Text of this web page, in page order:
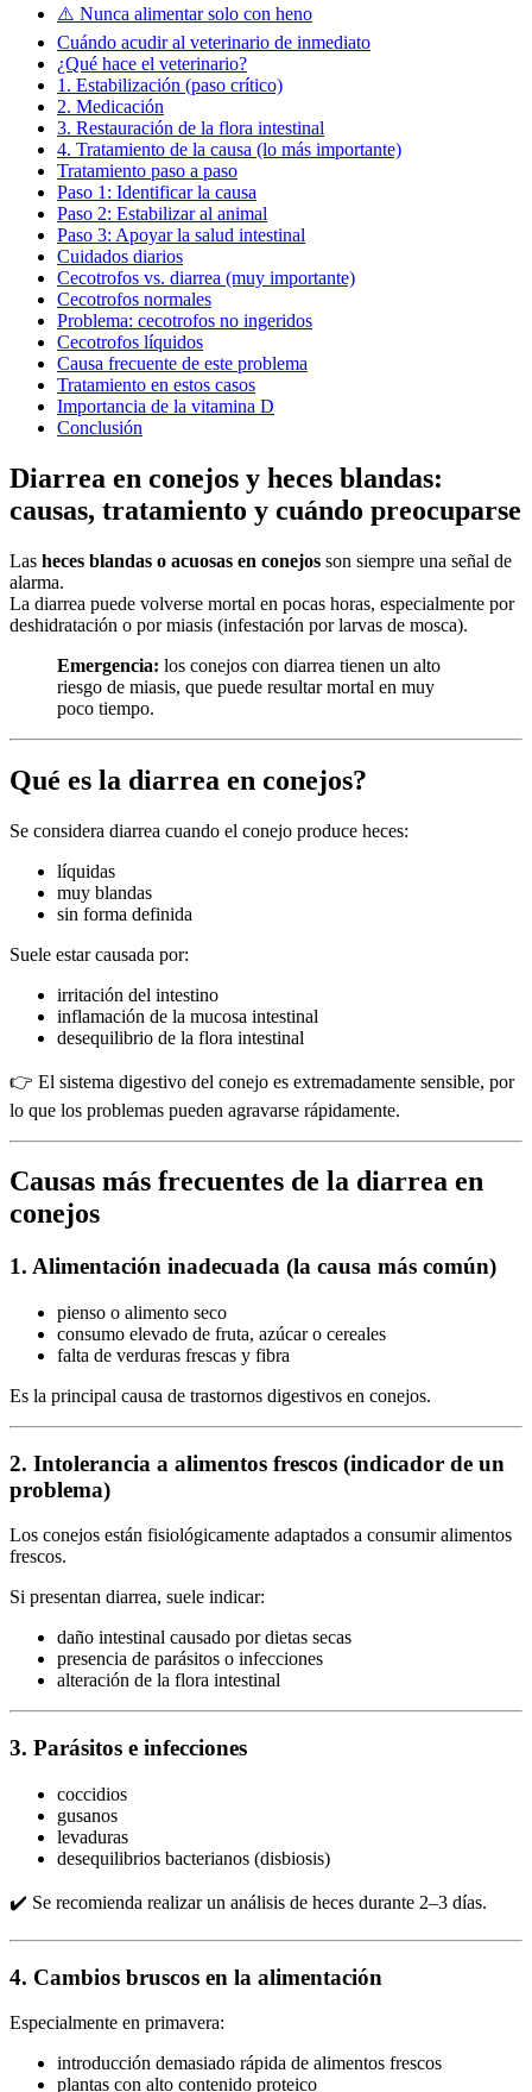
⚠️ Nunca alimentar solo con heno
Cuándo acudir al veterinario de inmediato
¿Qué hace el veterinario?
1. Estabilización (paso crítico)
2. Medicación
3. Restauración de la flora intestinal
4. Tratamiento de la causa (lo más importante)
Tratamiento paso a paso
Paso 1: Identificar la causa
Paso 2: Estabilizar al animal
Paso 3: Apoyar la salud intestinal
Cuidados diarios
Cecotrofos vs. diarrea (muy importante)
Cecotrofos normales
Problema: cecotrofos no ingeridos
Cecotrofos líquidos
Causa frecuente de este problema
Tratamiento en estos casos
Importancia de la vitamina D
Conclusión
Diarrea en conejos y heces blandas:
causas, tratamiento y cuándo preocuparse
Las heces blandas o acuosas en conejos son siempre una señal de
alarma.
La diarrea puede volverse mortal en pocas horas, especialmente por
deshidratación o por miasis (infestación por larvas de mosca).
Emergencia: los conejos con diarrea tienen un alto
riesgo de miasis, que puede resultar mortal en muy
poco tiempo.
Qué es la diarrea en conejos?
Se considera diarrea cuando el conejo produce heces:
líquidas
muy blandas
sin forma definida
Suele estar causada por:
irritación del intestino
inflamación de la mucosa intestinal
desequilibrio de la flora intestinal
👉 El sistema digestivo del conejo es extremadamente sensible, por
lo que los problemas pueden agravarse rápidamente.
Causas más frecuentes de la diarrea en
conejos
1. Alimentación inadecuada (la causa más común)
pienso o alimento seco
consumo elevado de fruta, azúcar o cereales
falta de verduras frescas y fibra
Es la principal causa de trastornos digestivos en conejos.
2. Intolerancia a alimentos frescos (indicador de un
problema)
Los conejos están fisiológicamente adaptados a consumir alimentos
frescos.
Si presentan diarrea, suele indicar:
daño intestinal causado por dietas secas
presencia de parásitos o infecciones
alteración de la flora intestinal
3. Parásitos e infecciones
coccidios
gusanos
levaduras
desequilibrios bacterianos (disbiosis)
✔️ Se recomienda realizar un análisis de heces durante 2–3 días.
4. Cambios bruscos en la alimentación
Especialmente en primavera:
introducción demasiado rápida de alimentos frescos
plantas con alto contenido proteico